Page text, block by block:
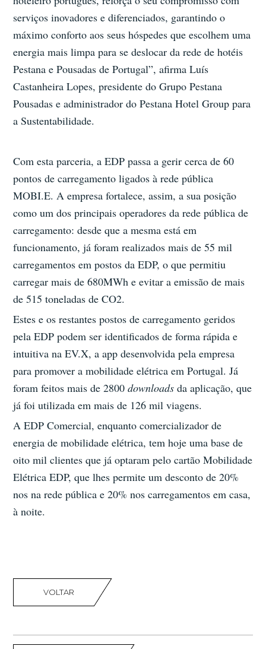
serviços inovadores e diferenciados, garantindo o
máximo conforto aos seus hóspedes que escolhem uma
energia mais limpa para se deslocar da rede de hotéis
Pestana e Pousadas de Portugal”, afirma Luís
Castanheira Lopes, presidente do Grupo Pestana
Pousadas e administrador do Pestana Hotel Group para
a Sustentabilidade.
Com esta parceria, a EDP passa a gerir cerca de 60
pontos de carregamento ligados à rede pública
MOBI.E. A empresa fortalece, assim, a sua posição
como um dos principais operadores da rede pública de
carregamento: desde que a mesma está em
funcionamento, já foram realizados mais de 55 mil
carregamentos em postos da EDP, o que permitiu
carregar mais de 680MWh e evitar a emissão de mais
de 515 toneladas de CO2.
Estes e os restantes postos de carregamento geridos
pela EDP podem ser identificados de forma rápida e
intuitiva na EV.X, a app desenvolvida pela empresa
para promover a mobilidade elétrica em Portugal. Já
foram feitos mais de 2800downloads da aplicação, que
já foi utilizada em mais de 126 mil viagens.
A EDP Comercial, enquanto comercializador de
energia de mobilidade elétrica, tem hoje uma base de
oito mil clientes que já optaram pelo cartão Mobilidade
Elétrica EDP, que lhes permite um desconto de 20%
nos na rede pública e 20% nos carregamentos em casa,
à noite.
VOLTAR